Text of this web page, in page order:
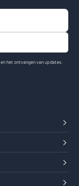
en het ontvangen van updates.